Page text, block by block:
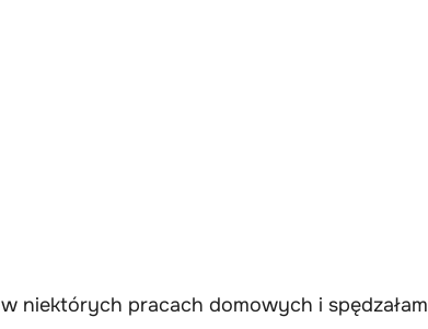
niektórych pracach domowych i spędzałam